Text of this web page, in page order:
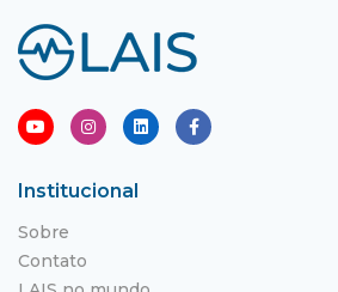
Institucional
Sobre
Contato